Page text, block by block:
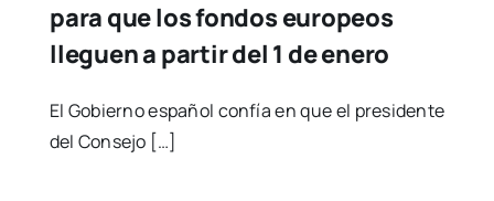
para que los fondos europeos
lleguen a partir del 1 de enero
El Gobierno espa­ñol con­fía en que el pre­si­den­te
del Con­se­jo […]